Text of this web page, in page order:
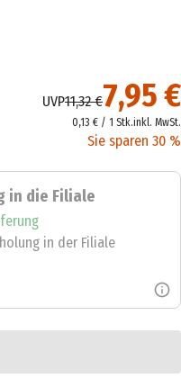
7,95 €
UVP11,32 €
0,13 € / 1 Stk.inkl. MwSt.
Sie sparen 30 %
in die Filiale
in der Filiale